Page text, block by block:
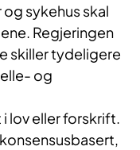
sykehus skal
Regjeringen
skiller tydeligere
og
lov eller forskrift.